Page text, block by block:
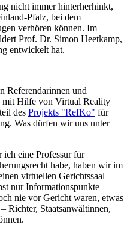
nicht immer hinterherhinkt,
Pfalz, bei dem
verhören können. Im
Prof. Dr. Simon Heetkamp,
entwickelt hat.
Referendarinnen und
mit Hilfe von Virtual Reality
des Projekts "RefKo" für
Was dürfen wir uns unter
eine Professur für
habe, haben wir im
virtuellen Gerichtssaal
nur Informationspunkte
nie vor Gericht waren, etwas
Richter, Staatsanwältinnen,